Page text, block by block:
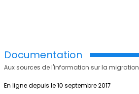
Documentation
Aux sources de l'information sur la migration
En ligne depuis le 10 septembre 2017